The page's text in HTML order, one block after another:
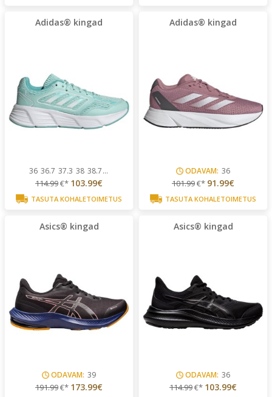
Adidas® kingad
36 36.7 37.3 38 38.7...
114.99€* 103.99€
TASUTA KOHALETOIMETUS
Adidas® kingad
ODAVAM: 36
101.99€* 91.99€
TASUTA KOHALETOIMETUS
Asics® kingad
ODAVAM: 39
191.99€* 173.99€
Asics® kingad
ODAVAM: 36
114.99€* 103.99€